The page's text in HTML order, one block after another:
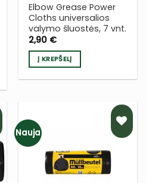
Elbow Grease Power
Cloths universalios
valymo šluostės, 7 vnt.
2,90 €
Į KREPŠELĮ
Nauja
PRIDĖTI
Į NORŲ
SĄRAŠĄ